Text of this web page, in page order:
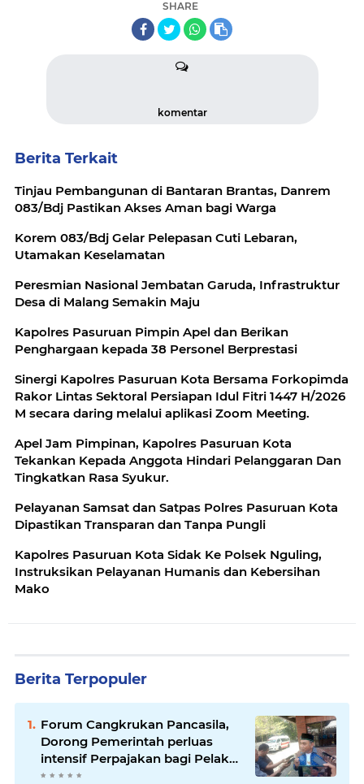
SHARE
komentar
Berita Terkait
Tinjau Pembangunan di Bantaran Brantas, Danrem
083/Bdj Pastikan Akses Aman bagi Warga
Korem 083/Bdj Gelar Pelepasan Cuti Lebaran,
Utamakan Keselamatan
Peresmian Nasional Jembatan Garuda, Infrastruktur
Desa di Malang Semakin Maju
Kapolres Pasuruan Pimpin Apel dan Berikan
Penghargaan kepada 38 Personel Berprestasi
Sinergi Kapolres Pasuruan Kota Bersama Forkopimda
Rakor Lintas Sektoral Persiapan Idul Fitri 1447 H/2026
M secara daring melalui aplikasi Zoom Meeting.
Apel Jam Pimpinan, Kapolres Pasuruan Kota
Tekankan Kepada Anggota Hindari Pelanggaran Dan
Tingkatkan Rasa Syukur.
Pelayanan Samsat dan Satpas Polres Pasuruan Kota
Dipastikan Transparan dan Tanpa Pungli
Kapolres Pasuruan Kota Sidak Ke Polsek Nguling,
Instruksikan Pelayanan Humanis dan Kebersihan
Mako
Berita Terpopuler
Forum Cangkrukan Pancasila,
Dorong Pemerintah perluas
intensif Perpajakan bagi Pelaku
Usaha UMKM.